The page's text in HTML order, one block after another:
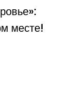
месте!